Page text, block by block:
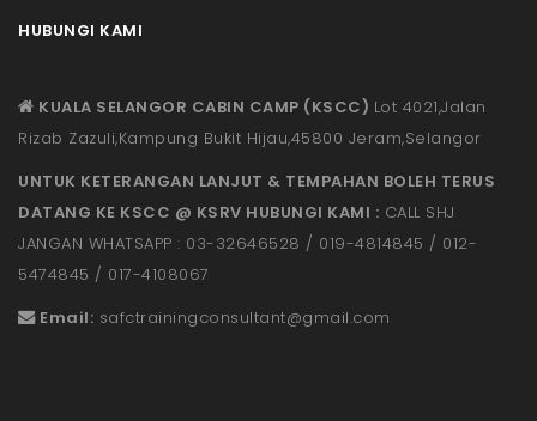
HUBUNGI KAMI
KUALA SELANGOR CABIN CAMP (KSCC) Lot 4021,Jalan
Rizab Zazuli,Kampung Bukit Hijau,45800 Jeram,Selangor
UNTUK KETERANGAN LANJUT & TEMPAHAN BOLEH TERUS
DATANG KE KSCC @ KSRV HUBUNGI KAMI : CALL SHJ
JANGAN WHATSAPP : 03-32646528 / 019-4814845 / 012-
5474845 / 017-4108067
Email: safctrainingconsultant@gmail.com